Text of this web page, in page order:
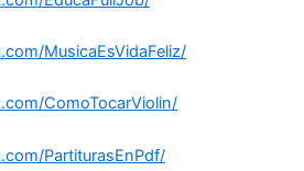
MusicaEsVidaFeliz/
ComoTocarViolin/
PartiturasEnPdf/